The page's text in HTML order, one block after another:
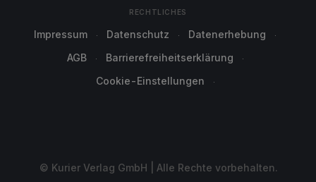
RECHTLICHES
Impressum Datenschutz
Datenerhebung
AGB
Barrierefreiheitserklärung
Cookie-Einstellungen
© Kurier Verlag GmbH | Alle Rechte vorbehalten.